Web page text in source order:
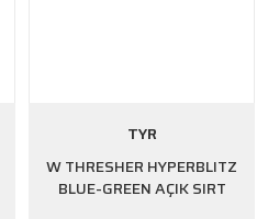
TYR
W THRESHER HYPERBLITZ
BLUE-GREEN AÇIK SIRT